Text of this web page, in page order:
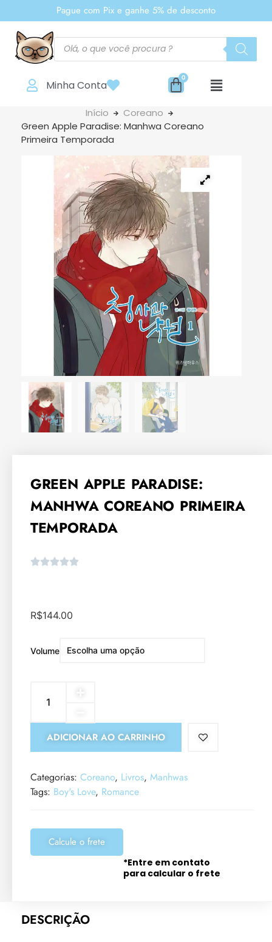
Pague com Pix e ganhe 5% de desconto
Minha Conta
Início
Coreano
Green Apple Paradise: Manhwa Coreano
Primeira Temporada
GREEN APPLE PARADISE:
MANHWA COREANO PRIMEIRA
TEMPORADA
R$144.00
Volume
ADICIONAR AO CARRINHO
Categorias: Coreano, Livros, Manhwas
Tags: Boy's Love, Romance
Calcule o frete
*Entre em contato
para calcular o frete
DESCRIÇÃO